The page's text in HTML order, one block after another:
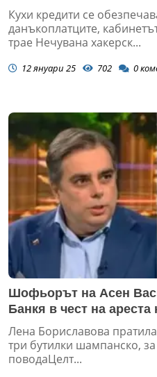
Кухи кредити се
данъкоплатците,
трае Нечувана хакерск...
12 януари 25 702 0
Шофьорът на Асен
Банкя в чест на
Лена Бориславова
три бутилки шампанско,
поводаЦелт...